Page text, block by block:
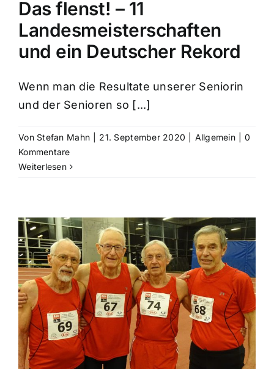
Das flenst! – 11
Landesmeisterschaften
und ein Deutscher Rekord
Wenn man die Resultate unserer Seniorin
und der Senioren so [...]
Von Stefan Mahn 21. September 2020 Allgemein
0
Kommentare
Weiterlesen